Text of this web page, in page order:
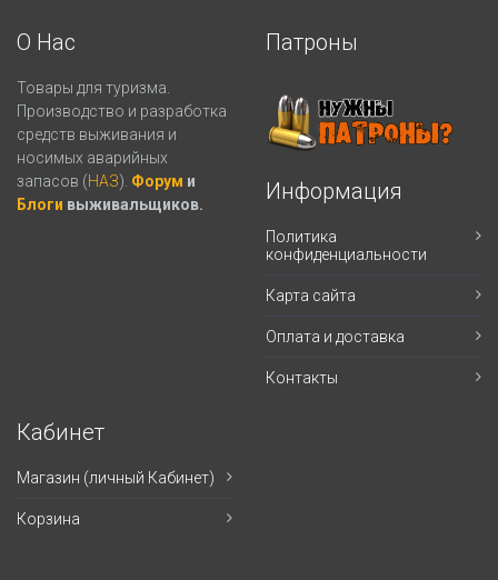
О Нас
Товары для туризма.
Производство и разработка
средств выживания и
носимых аварийных
запасов (НАЗ). Форум и
Блоги выживальщиков.
Патроны
Информация
Политика
конфиденциальности
Карта сайта
Оплата и доставка
Контакты
Кабинет
Магазин (личный Кабинет)
Корзина